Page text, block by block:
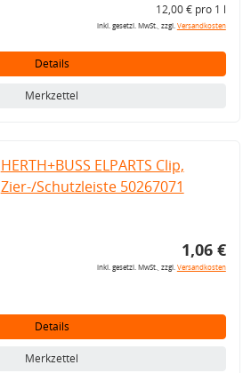
12,00 € pro 1 l
inkl. gesetzl. MwSt., zzgl.Versandkosten
Details
Merkzettel
HERTH+BUSS ELPARTS Clip,
Zier-/Schutzleiste 50267071
1,06 €
inkl. gesetzl. MwSt., zzgl.Versandkosten
Details
Merkzettel